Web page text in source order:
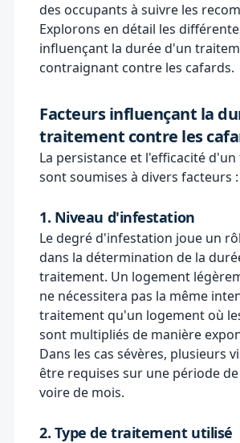
des occupants à suivre les
Explorons en détail les
influençant la durée d'un
contraignant contre les cafards.
Facteurs influençant la
traitement contre les
La persistance et l'efficacité
sont soumises à divers facteurs :
1. Niveau d'infestation
Le degré d'infestation joue un
dans la détermination de la
traitement. Un logement
ne nécessitera pas la même
traitement qu'un logement où
sont multipliés de manière
Dans les cas sévères, plusieurs
être requises sur une période
voire de mois.
2. Type de traitement utilisé